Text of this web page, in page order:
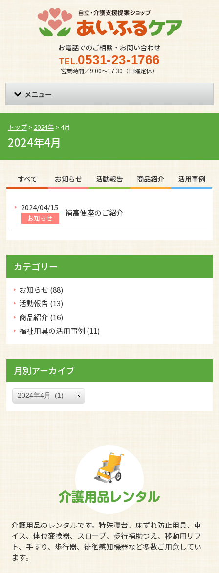
お電話でのご相談・お問い合わせ
TEL.0531-23-1766
営業時間／9:00〜17:30（日曜定休）
メニュー
トップ> 2024年> 4月
2024年4月
すべて お知らせ 活動報告 商品紹介 活用事例
2024/04/15
お知らせ
補高便座のご紹介
カテゴリー
お知らせ (88)
活動報告 (13)
商品紹介 (16)
福祉用具の活用事例 (11)
月別アーカイブ
介護用品のレンタルです。特殊寝台、床ずれ防止用具、車
イス、体位変換器、スローブ、歩行補助つえ、移動用リフ
ト、手すり、歩行器、徘徊感知機器など多数ご用意してい
ます。